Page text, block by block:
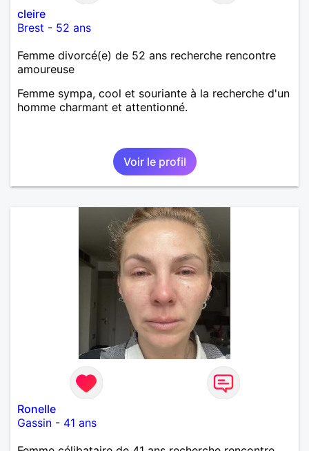
cleire
Brest - 52 ans
Femme divorcé(e) de 52 ans recherche rencontre
amoureuse
Femme sympa, cool et souriante à la recherche d'un
homme charmant et attentionné.
Voir le profil
Ronelle
Gassin - 41 ans